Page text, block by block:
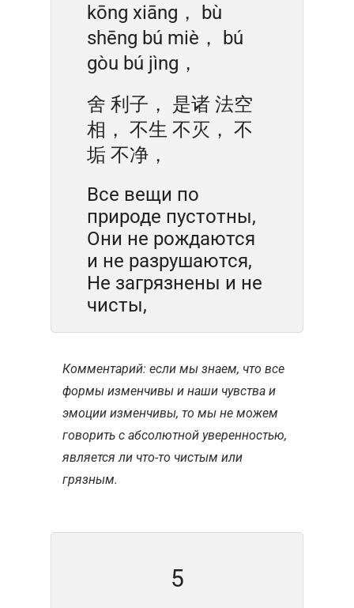
kōng xiāng， bù
shēng bú miè， bú
gòu bú jìng，
舍 利子， 是诸 法空
相， 不生 不灭， 不
垢 不净，
Все вещи по
природе пустотны,
Они не рождаются
и не разрушаются,
Не загрязнены и не
чисты,
Комментарий: если мы знаем, что все
формы изменчивы и наши чувства и
эмоции изменчивы, то мы не можем
говорить с абсолютной уверенностью,
является ли что-то чистым или
грязным.
5